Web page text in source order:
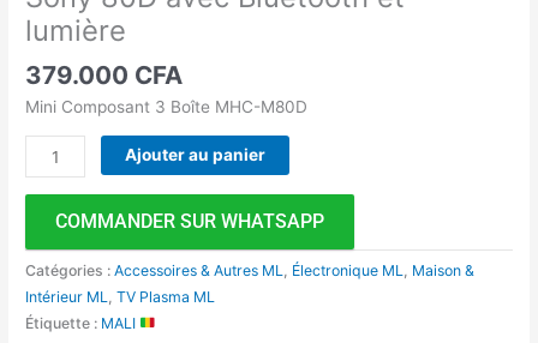
lumière
379.000 CFA
Mini Composant 3 Boîte MHC-M80D
Ajouter au panier
COMMANDER SUR WHATSAPP
Catégories :Accessoires & Autres ML, Électronique ML, Maison &
Intérieur ML,TV Plasma ML
Étiquette : MALI